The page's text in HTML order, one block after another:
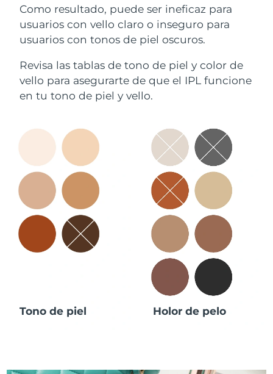
Como resultado, puede ser ineficaz para
usuarios con vello claro o inseguro para
usuarios con tonos de piel oscuros.
Revisa las tablas de tono de piel y color de
vello para asegurarte de que el IPL funcione
en tu tono de piel y vello.
Tono de piel Holor de pelo